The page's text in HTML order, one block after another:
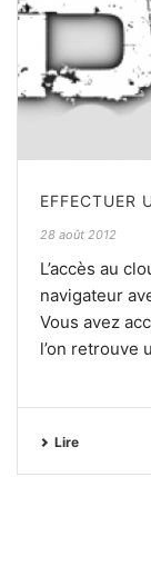
EFFECTUER
28 août 2012
L’accès au
navigateur
Vous avez
l’on retrouve
Lire